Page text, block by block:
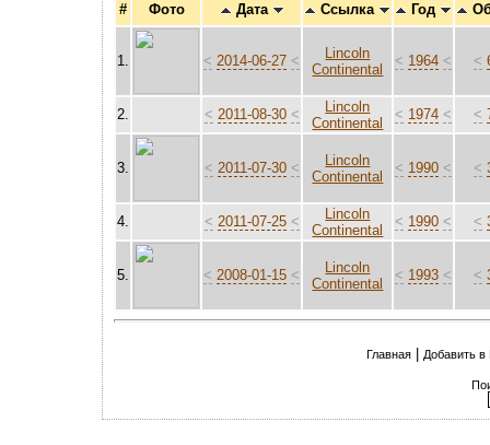
# Фото Дата Ссылка Год
1. < 2014-06-27 <
Lincoln
Continental
< 1964 < <
2. < 2011-08-30 <
Lincoln
Continental
< 1974 < <
3. < 2011-07-30 <
Lincoln
Continental
< 1990 < <
4. < 2011-07-25 <
Lincoln
Continental
< 1990 < <
5. < 2008-01-15 <
Lincoln
Continental
< 1993 < <
Главная Добавить в